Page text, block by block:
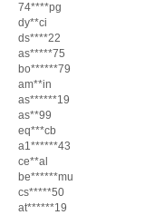
74****pg
dy**ci
ds****22
as*****75
bo******79
am**in
as******19
as**99
eq***cb
a1******43
ce**al
be******mu
cs*****50
at******19